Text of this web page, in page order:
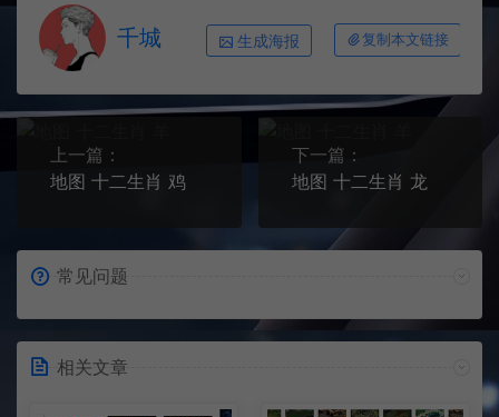
千城 生成海报 复制本文链接
上一篇：
地图 十二生肖 鸡
下一篇：
地图 十二生肖 龙
常见问题
相关文章